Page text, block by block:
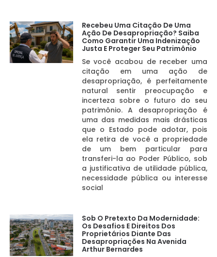
Recebeu Uma Citação De Uma
Ação De Desapropriação? Saiba
Como Garantir Uma Indenização
Justa E Proteger Seu Patrimônio
Se você acabou de receber uma
citação em uma ação de
desapropriação, é perfeitamente
natural sentir preocupação e
incerteza sobre o futuro do seu
patrimônio. A desapropriação é
uma das medidas mais drásticas
que o Estado pode adotar, pois
ela retira de você a propriedade
de um bem particular para
transferi-la ao Poder Público, sob
a justificativa de utilidade pública,
necessidade pública ou interesse
social
Sob O Pretexto Da Modernidade:
Os Desafios E Direitos Dos
Proprietários Diante Das
Desapropriações Na Avenida
Arthur Bernardes